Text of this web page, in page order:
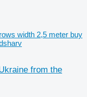
width 2,5 meter buy
from the